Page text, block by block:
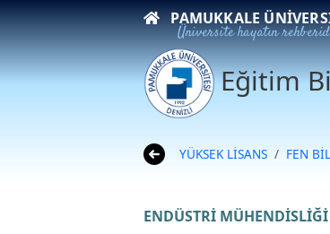
PAMUKKALE
Üniversite hayatın
Eğitim
YÜKSEK LİSANS FEN
ENDÜSTRİ